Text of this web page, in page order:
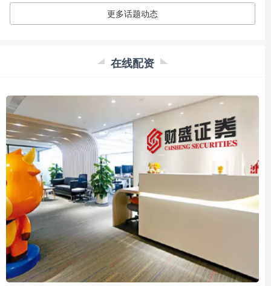
更多话题动态
在线配资